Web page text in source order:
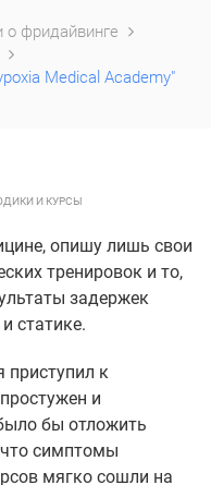
о фридайвинге
Medical Academy"
И КУРСЫ
опишу лишь свои
тренировок и то,
задержек
статике.
приступил к
и
бы отложить
симптомы
мягко сошли на